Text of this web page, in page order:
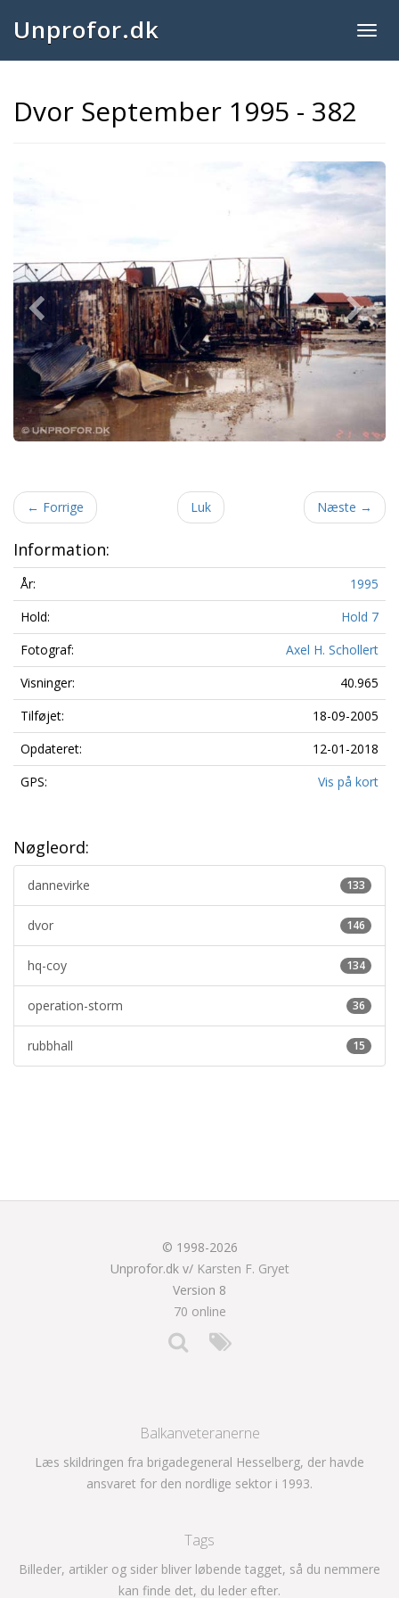
Unprofor.dk
Dvor September 1995 - 382
Next
← Forrige Luk Næste →
Information:
År:
1995
Hold:
Hold 7
Fotograf:
Axel H. Schollert
Visninger:
40.965
Tilføjet:
18-09-2005
Opdateret:
12-01-2018
GPS:
Vis på kort
Nøgleord:
133
dannevirke
146
dvor
134
hq-coy
36
operation-storm
15
rubbhall
© 1998-2026
Unprofor.dk v/ Karsten F. Gryet
Version 8
70 online
Balkanveteranerne
Læs skildringen fra brigadegeneral Hesselberg, der havde
ansvaret for den nordlige sektor i 1993.
Tags
Billeder, artikler og sider bliver løbende tagget, så du nemmere
kan finde det, du leder efter.